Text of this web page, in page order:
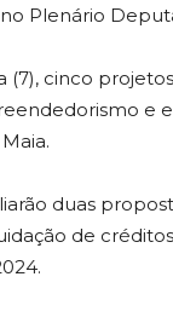
Plenário
cinco
e
duas
de